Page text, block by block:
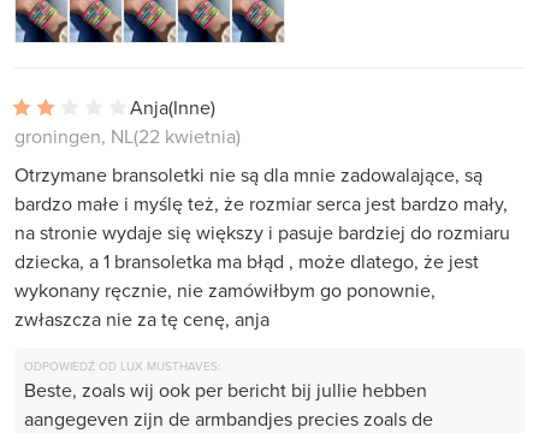
Anja(Inne)
groningen, NL(22 kwietnia)
Otrzymane bransoletki nie są dla mnie zadowalające, są
bardzo małe i myślę też, że rozmiar serca jest bardzo mały,
na stronie wydaje się większy i pasuje bardziej do rozmiaru
dziecka, a 1 bransoletka ma błąd , może dlatego, że jest
wykonany ręcznie, nie zamówiłbym go ponownie,
zwłaszcza nie za tę cenę, anja
ODPOWIEDŹ OD LUX MUSTHAVES:
Beste, zoals wij ook per bericht bij jullie hebben
aangegeven zijn de armbandjes precies zoals de